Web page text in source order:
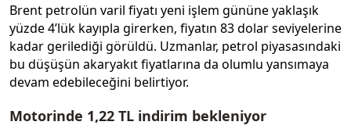
Brent petrolün varil fiyatı yeni işlem gününe yaklaşık
yüzde 4’lük kayıpla girerken, fiyatın 83 dolar seviyelerine
kadar gerilediği görüldü. Uzmanlar, petrol piyasasındaki
bu düşüşün akaryakıt fiyatlarına da olumlu yansımaya
devam edebileceğini belirtiyor.
Motorinde 1,22 TL indirim bekleniyor